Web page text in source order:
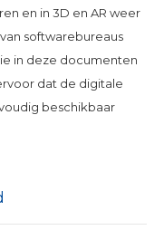
en in 3D en AR weer
softwarebureaus
in deze documenten
dat de digitale
beschikbaar